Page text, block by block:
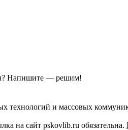
Напишите — решим!
технологий и массовых
на сайт pskovlib.ru обязательна.